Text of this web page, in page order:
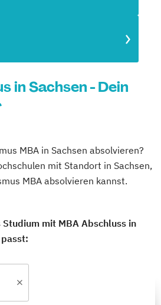
in Sachsen - Dein
MBA in Sachsen absolvieren?
mit Standort in Sachsen,
MBA absolvieren kannst.
Studium mit MBA Abschluss in